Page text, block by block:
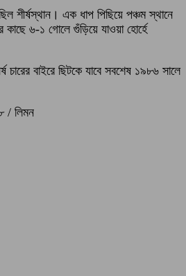
শীর্ষস্থান। এক ধাপ পিছিয়ে পঞ্চম স্থানে
কাছে ৬-১ গোলে গুঁড়িয়ে যাওয়া হোর্হে
বাইরে ছিটকে যাবে সবশেষ ১৯৮৬ সালে
/ লিমন